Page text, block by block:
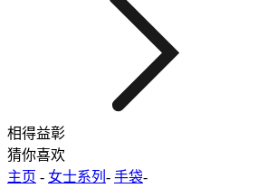
相得益彰
猜你喜欢
主页 - 女士系列 - 手袋-